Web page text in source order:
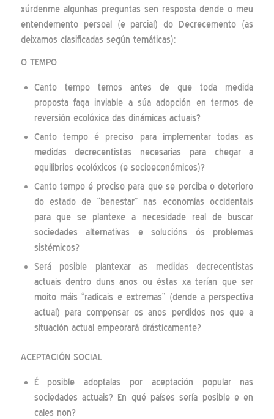
xúrdenme algunhas preguntas sen resposta dende o meu
entendemento persoal (e parcial) do Decrecemento (as
deixamos clasificadas según temáticas):
O TEMPO
Canto tempo temos antes de que toda medida
proposta faga inviable a súa adopción en termos de
reversión ecolóxica das dinámicas actuais?
Canto tempo é preciso para implementar todas as
medidas decrecentistas necesarias para chegar a
equilibrios ecolóxicos (e socioeconómicos)?
Canto tempo é preciso para que se perciba o deterioro
do estado de “benestar” nas economías occidentais
para que se plantexe a necesidade real de buscar
sociedades alternativas e solucións ós problemas
sistémicos?
Será posible plantexar as medidas decrecentistas
actuais dentro duns anos ou éstas xa terían que ser
moito máis “radicais e extremas” (dende a perspectiva
actual) para compensar os anos perdidos nos que a
situación actual empeorará drásticamente?
ACEPTACIÓN SOCIAL
É posible adoptalas por aceptación popular nas
sociedades actuais? En qué países sería posible e en
cales non?